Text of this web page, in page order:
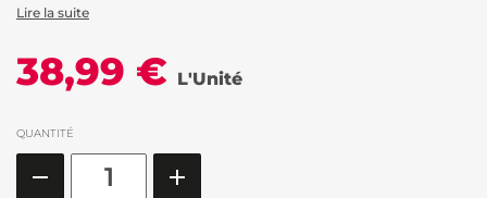
Lire la suite
38,99 € L'Unité
QUANTITÉ